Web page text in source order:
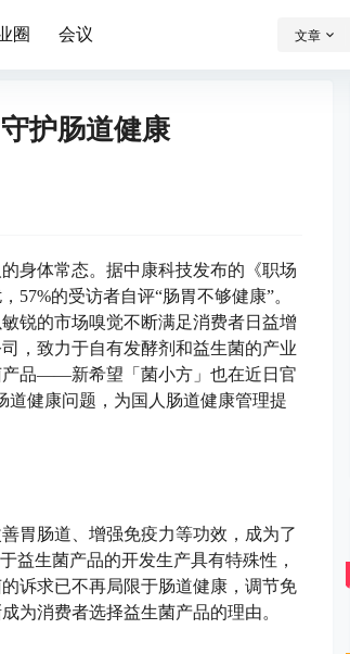
圈 会议 文章
护肠道健康
身体常态。据中康科技发布的《职场
57%的受访者自评“肠胃不够健康”。
锐的市场嗅觉不断满足消费者日益增
，致力于自有发酵剂和益生菌的产业
产品——新希望「菌小方」也在近日官
道健康问题，为国人肠道健康管理提
胃肠道、增强免疫力等功效，成为了
益生菌产品的开发生产具有特殊性，
诉求已不再局限于肠道健康，调节免
为消费者选择益生菌产品的理由。